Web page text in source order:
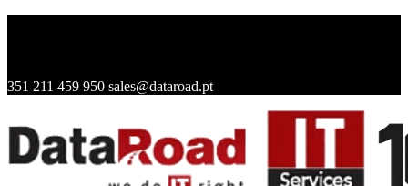
351 211 459 950 sales@dataroad.pt